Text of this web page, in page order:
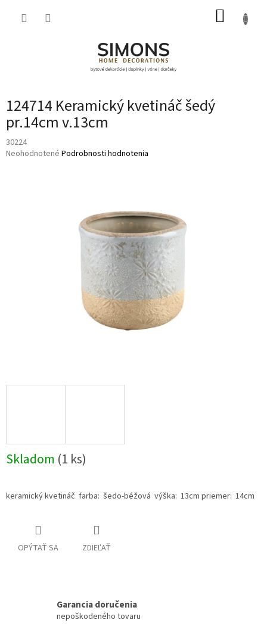
124714 Keramický kvetináč šedý
pr.14cm v.13cm
30224
Priemerné
Neohodnotené Podrobnosti hodnotenia
Skladom (1 ks)
keramický kvetináč farba: šedo-béžová výška: 13cm priemer: 14cm
OPÝTAŤ SA ZDIEĽAŤ
Garancia doručenia
nepoškodeného tovaru